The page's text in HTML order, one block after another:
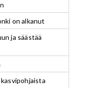
on alkanut
ja säästää